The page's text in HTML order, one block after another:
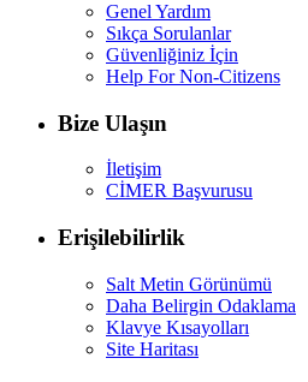
Genel Yardım
Sıkça Sorulanlar
Güvenliğiniz İçin
Help For Non-Citizens
Bize Ulaşın
İletişim
CİMER Başvurusu
Erişilebilirlik
Salt Metin Görünümü
Daha Belirgin Odaklama
Klavye Kısayolları
Site Haritası